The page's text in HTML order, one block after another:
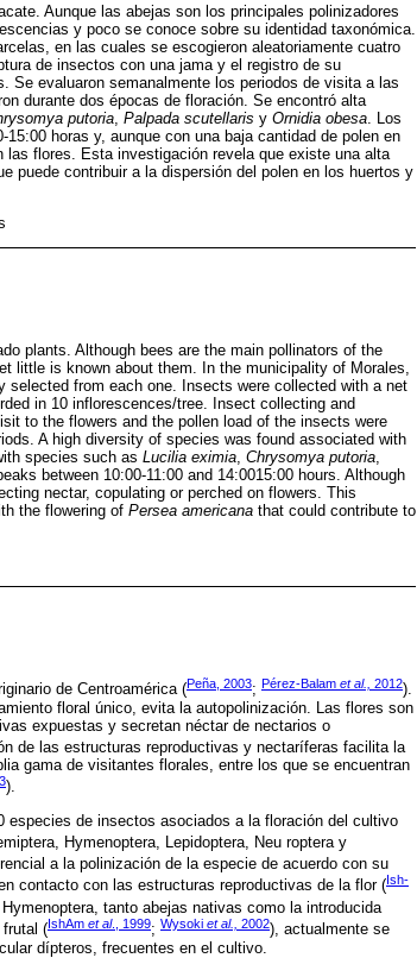
Aunque las abejas son los principales polinizadores
y poco se conoce sobre su identidad taxonómica.
en las cuales se escogieron aleatoriamente cuatro
de insectos con una jama y el registro de su
Se evaluaron semanalmente los periodos de visita a las
durante dos épocas de floración. Se encontró alta
putoria Palpada scutellaris y Ornidia obesa . Los
horas y, aunque con una baja cantidad de polen en
flores. Esta investigación revela que existe una alta
puede contribuir a la dispersión del polen en los huertos y
plants. Although bees are the main pollinators of the
little is known about them. In the municipality of Morales,
selected from each one. Insects were collected with a net
in 10 inflorescences/tree. Insect collecting and
to the flowers and the pollen load of the insects were
A high diversity of species was found associated with
species such as Lucilia eximia, Chrysomya putoria,
between 10:00-11:00 and 14:0015:00 hours. Although
nectar, copulating or perched on flowers. This
the flowering of Persea americana that could contribute to
de Centroamérica (Peña, 2003; Pérez-Balam et al., 2012).
floral único, evita la autopolinización. Las flores son
expuestas y secretan néctar de nectarios o
de las estructuras reproductivas y nectaríferas facilita la
gama de visitantes florales, entre los que se encuentran
).
especies de insectos asociados a la floración del cultivo
Hymenoptera, Lepidoptera, Neu roptera y
a la polinización de la especie de acuerdo con su
contacto con las estructuras reproductivas de la flor ( Ish-
tanto abejas nativas como la introducida
(IshAm et al., 1999; Wysoki et al., 2002), actualmente se
dípteros, frecuentes en el cultivo.